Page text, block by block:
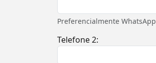
Preferencialmente WhatsApp
Telefone 2: